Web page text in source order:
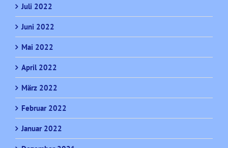
Juli 2022
Juni 2022
Mai 2022
April 2022
März 2022
Februar 2022
Januar 2022